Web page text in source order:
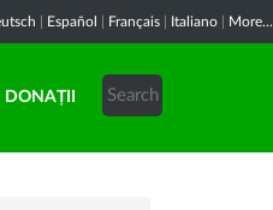
Español Français Italiano More...
DONAȚII